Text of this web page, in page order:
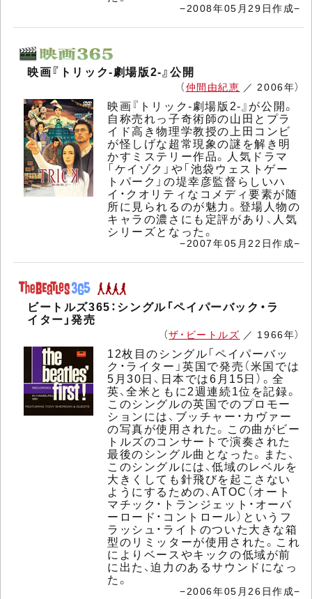
−2008年05月29日作成−
映画『トリック-劇場版2-』公開
（仲間由紀恵 ／ 2006年）
映画『トリック-劇場版2-』が公開。
自称売れっ子奇術師の山田とプラ
イド高き物理学教授の上田コンビ
が怪しげな超常現象の謎を解き明
かすミステリー作品。人気ドラマ
「ケイゾク」や「池袋ウェストゲー
トパーク」の堤幸彦監督らしいハ
イ・クオリティなコメディ要素が随
所に見られるのが魅力。登場人物の
キャラの濃さにも定評があり、人気
シリーズとなった。
−2007年05月22日作成−
ビートルズ365：シングル「ペイパーバック・ラ
イター」発売
（ザ・ビートルズ ／ 1966年）
12枚目のシングル「ペイパーバッ
ク・ライター」英国で発売（米国では
5月30日、日本では6月15日）。全
英、全米ともに2週連続1位を記録。
このシングルの英国でのプロモー
ションには、ブッチャー・カヴァー
の写真が使用された。この曲がビー
トルズのコンサートで演奏された
最後のシングル曲となった。また、
このシングルには、低域のレベルを
大きくしても針飛びを起こさない
ようにするための、ATOC（オート
マチック・トランジェット・オーバ
ーロード・コントロール）というフ
ラッシュ・ライトのついた大きな箱
型のリミッターが使用された。これ
によりベースやキックの低域が前
に出た、迫力のあるサウンドになっ
た。
−2006年05月26日作成−